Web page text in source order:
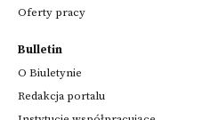
Oferty pracy
Bulletin
O Biuletynie
Redakcja portalu